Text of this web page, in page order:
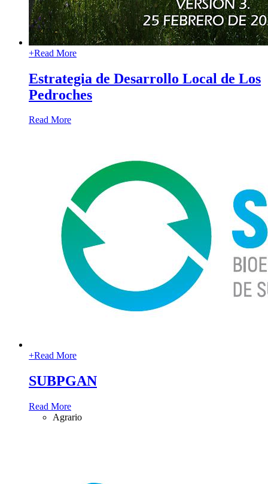
+Read More
Estrategia de Desarrollo Local de Los
Pedroches
Read More
+Read More
SUBPGAN
Read More
Agrario